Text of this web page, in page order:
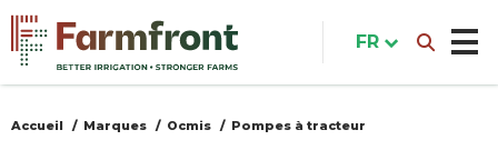
Aller
au
contenu
principal
Vous
Accueil Marques Ocmis Pompes à tracteur
FR